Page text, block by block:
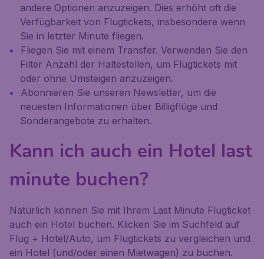
andere Optionen anzuzeigen. Dies erhöht oft die
Verfügbarkeit von Flugtickets, insbesondere wenn
Sie in letzter Minute fliegen.
Fliegen Sie mit einem Transfer. Verwenden Sie den
Filter Anzahl der Haltestellen, um Flugtickets mit
oder ohne Umsteigen anzuzeigen.
Abonnieren Sie unseren Newsletter, um die
neuesten Informationen über Billigflüge und
Sonderangebote zu erhalten.
Kann ich auch ein Hotel last
minute buchen?
Natürlich können Sie mit Ihrem Last Minute Flugticket
auch ein Hotel buchen. Klicken Sie im Suchfeld auf
Flug + Hotel/Auto, um Flugtickets zu vergleichen und
ein Hotel (und/oder einen Mietwagen) zu buchen.